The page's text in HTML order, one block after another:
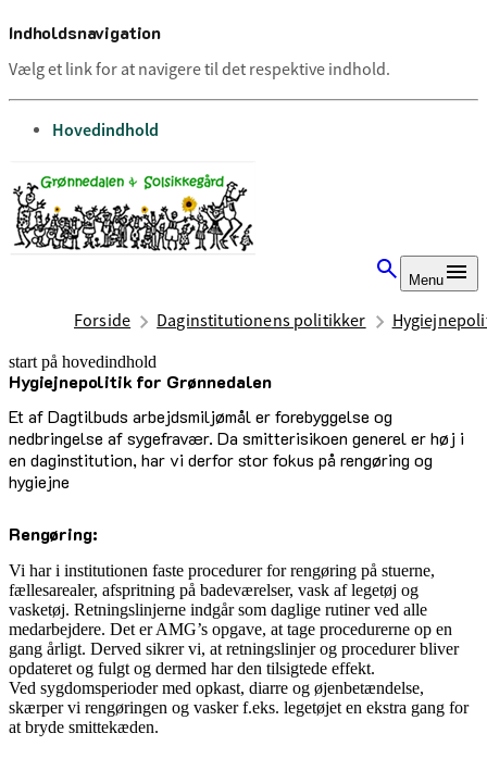
Indholdsnavigation
Vælg et link for at navigere til det respektive indhold.
gå til
Hovedindhold
Menu
Forside Daginstitutionens politikker
start på hovedindhold
Hygiejnepolitik for Grønnedalen
Et af Dagtilbuds arbejdsmiljømål er forebyggelse og
nedbringelse af sygefravær. Da smitterisikoen generel er høj i
en daginstitution, har vi derfor stor fokus på rengøring og
hygiejne
senest opdateret 3. juli 2025
Rengøring:
Vi har i institutionen faste procedurer for rengøring på stuerne,
fællesarealer, afspritning på badeværelser, vask af legetøj og
vasketøj. Retningslinjerne indgår som daglige rutiner ved alle
medarbejdere. Det er AMG’s opgave, at tage procedurerne op en
gang årligt. Derved sikrer vi, at retningslinjer og procedurer bliver
opdateret og fulgt og dermed har den tilsigtede effekt.
Ved sygdomsperioder med opkast, diarre og øjenbetændelse,
skærper vi rengøringen og vasker f.eks. legetøjet en ekstra gang for
at bryde smittekæden.